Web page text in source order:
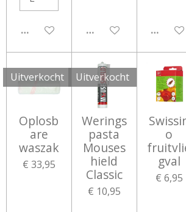
UITGESCHAKELDUITGESCHAKELD
Uitverkocht
Oplosb
are
waszak
€ 33,95
Uitverkocht
Werings
pasta
Mouses
hield
Classic
€ 10,95
o
gval
€ 6,95